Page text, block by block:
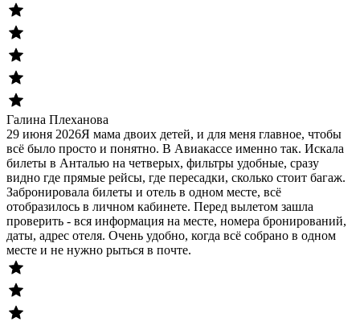
Галина Плеханова
29 июня 2026Я мама двоих детей, и для меня главное, чтобы
всё было просто и понятно. В Авиакассе именно так. Искала
билеты в Анталью на четверых, фильтры удобные, сразу
видно где прямые рейсы, где пересадки, сколько стоит багаж.
Забронировала билеты и отель в одном месте, всё
отобразилось в личном кабинете. Перед вылетом зашла
проверить - вся информация на месте, номера бронирований,
даты, адрес отеля. Очень удобно, когда всё собрано в одном
месте и не нужно рыться в почте.